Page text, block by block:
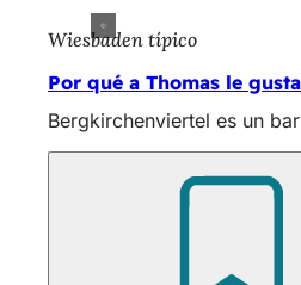
Wiesbaden típico
Por qué a Thomas le
Bergkirchenviertel es un